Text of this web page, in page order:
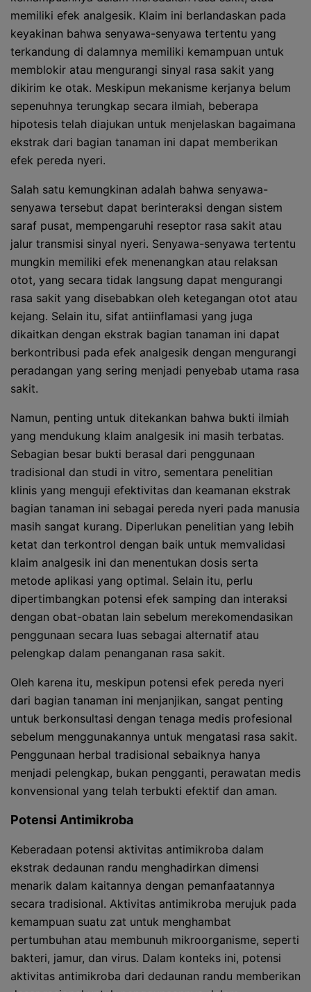
memiliki efek analgesik. Klaim ini berlandaskan pada
keyakinan bahwa senyawa-senyawa tertentu yang
terkandung di dalamnya memiliki kemampuan untuk
memblokir atau mengurangi sinyal rasa sakit yang
dikirim ke otak. Meskipun mekanisme kerjanya belum
sepenuhnya terungkap secara ilmiah, beberapa
hipotesis telah diajukan untuk menjelaskan bagaimana
ekstrak dari bagian tanaman ini dapat memberikan
efek pereda nyeri.
Salah satu kemungkinan adalah bahwa senyawa-
senyawa tersebut dapat berinteraksi dengan sistem
saraf pusat, mempengaruhi reseptor rasa sakit atau
jalur transmisi sinyal nyeri. Senyawa-senyawa tertentu
mungkin memiliki efek menenangkan atau relaksan
otot, yang secara tidak langsung dapat mengurangi
rasa sakit yang disebabkan oleh ketegangan otot atau
kejang. Selain itu, sifat antiinflamasi yang juga
dikaitkan dengan ekstrak bagian tanaman ini dapat
berkontribusi pada efek analgesik dengan mengurangi
peradangan yang sering menjadi penyebab utama rasa
sakit.
Namun, penting untuk ditekankan bahwa bukti ilmiah
yang mendukung klaim analgesik ini masih terbatas.
Sebagian besar bukti berasal dari penggunaan
tradisional dan studi in vitro, sementara penelitian
klinis yang menguji efektivitas dan keamanan ekstrak
bagian tanaman ini sebagai pereda nyeri pada manusia
masih sangat kurang. Diperlukan penelitian yang lebih
ketat dan terkontrol dengan baik untuk memvalidasi
klaim analgesik ini dan menentukan dosis serta
metode aplikasi yang optimal. Selain itu, perlu
dipertimbangkan potensi efek samping dan interaksi
dengan obat-obatan lain sebelum merekomendasikan
penggunaan secara luas sebagai alternatif atau
pelengkap dalam penanganan rasa sakit.
Oleh karena itu, meskipun potensi efek pereda nyeri
dari bagian tanaman ini menjanjikan, sangat penting
untuk berkonsultasi dengan tenaga medis profesional
sebelum menggunakannya untuk mengatasi rasa sakit.
Penggunaan herbal tradisional sebaiknya hanya
menjadi pelengkap, bukan pengganti, perawatan medis
konvensional yang telah terbukti efektif dan aman.
Potensi Antimikroba
Keberadaan potensi aktivitas antimikroba dalam
ekstrak dedaunan randu menghadirkan dimensi
menarik dalam kaitannya dengan pemanfaatannya
secara tradisional. Aktivitas antimikroba merujuk pada
kemampuan suatu zat untuk menghambat
pertumbuhan atau membunuh mikroorganisme, seperti
bakteri, jamur, dan virus. Dalam konteks ini, potensi
aktivitas antimikroba dari dedaunan randu memberikan